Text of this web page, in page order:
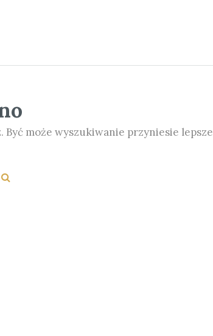
Być może wyszukiwanie przyniesie lepsze